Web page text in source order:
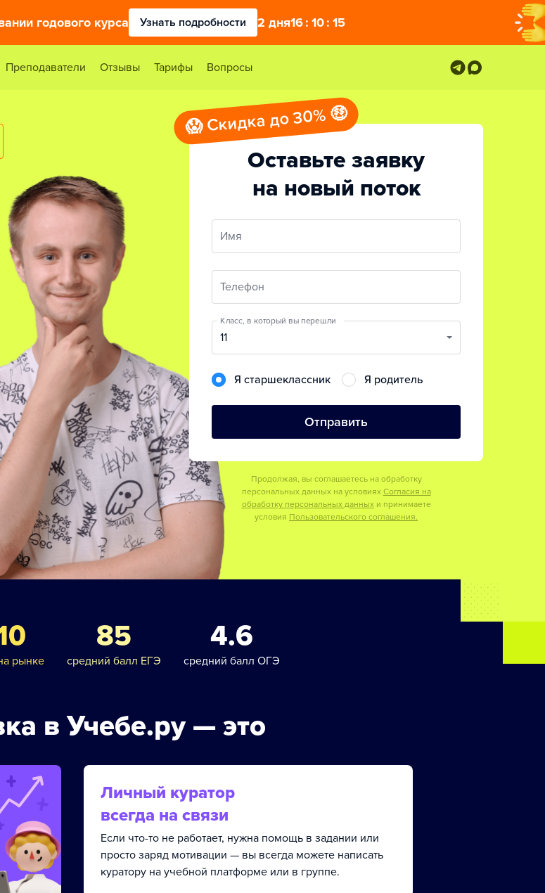
годового курса Узнать подробности 2 дня16 : 10 : 14
Преподаватели Отзывы Тарифы Вопросы
Оставьте заявку
на новый поток
Имя
Телефон
Класс, в который вы перешли
11
Я старшеклассник Я родитель
Отправить
😱 Скидка до 30% 🤑
Продолжая, вы соглашаетесь на обработку
персональных данных на условиях Согласия на
обработку персональных данных и принимаете
условия Пользовательского соглашения.
рынке
85
средний балл ЕГЭ
4.6
средний балл ОГЭ
в Учебе.ру — это
Личный куратор
всегда на связи
Если что-то не работает, нужна помощь в задании или
просто заряд мотивации — вы всегда можете написать
куратору на учебной платформе или в группе.